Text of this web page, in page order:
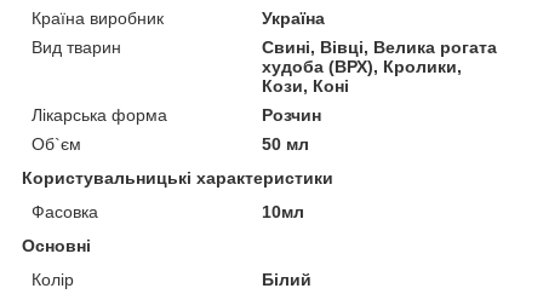
Країна виробник
Україна
Вид тварин
Свині, Вівці, Велика рогата
худоба (ВРХ), Кролики,
Кози, Коні
Лікарська форма
Розчин
Об`єм
50 мл
Користувальницькі характеристики
Фасовка
10мл
Основні
Колір
Білий